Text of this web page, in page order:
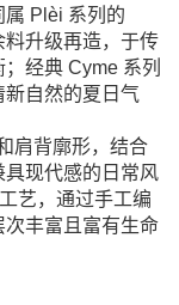
Plèi 系列的
料升级再造，于传
经典 Cyme 系列
自然的夏日气
肩背廓形，结合
现代感的日常风
艺，通过手工编
丰富且富有生命